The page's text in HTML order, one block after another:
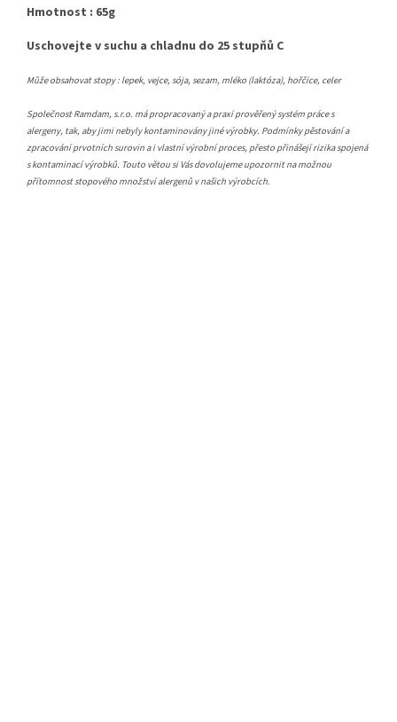
Hmotnost : 65g
Uschovejte v suchu a chladnu do 25 stupňů C
Může obsahovat stopy : lepek, vejce, sója, sezam, mléko (laktóza), hořčice, celer
Společnost Ramdam, s.r.o. má propracovaný a praxí prověřený systém práce s
alergeny, tak, aby jimi nebyly kontaminovány jiné výrobky. Podmínky pěstování a
zpracování prvotních surovin a i vlastní výrobní proces, přesto přinášejí rizika spojená
s kontaminací výrobků. Touto větou si Vás dovolujeme upozornit na možnou
přítomnost stopového množství alergenů v našich výrobcích.